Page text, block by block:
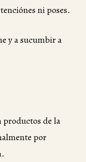
ni poses.
y a sucumbir a
productos de la
por